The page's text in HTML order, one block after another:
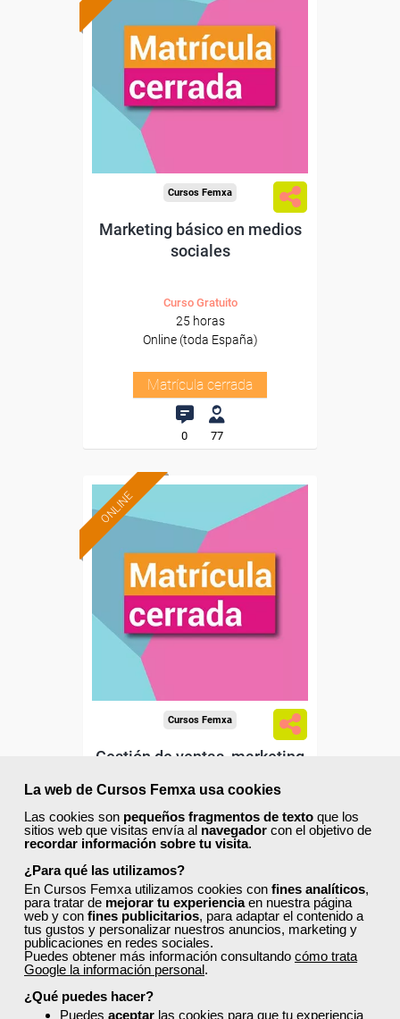
La web de Cursos Femxa usa cookies
Las cookies son pequeños fragmentos de texto que los
sitios web que visitas envía al navegador con el objetivo de
recordar información sobre tu visita.
¿Para qué las utilizamos?
En Cursos Femxa utilizamos cookies con fines analíticos,
para tratar de mejorar tu experienciaen nuestra página
web y con fines publicitarios, para adaptar el contenido a
tus gustos y personalizar nuestros anuncios, marketing y
publicaciones en redes sociales.
Puedes obtener más información consultando cómo trata
Google la información personal.
¿Qué puedes hacer?
Puedes aceptar las cookies para que tu experiencia
Cursos Femxa
Marketing básico en medios
sociales
Curso Gratuito
25 horas
Online (toda España)
Matrícula cerrada
0 77
ONLINE
Cursos Femxa
Gestión de ventas, marketing
redes...
Curso Gratuito
100 horas
Online (toda España)
Matrícula cerrada
0 0